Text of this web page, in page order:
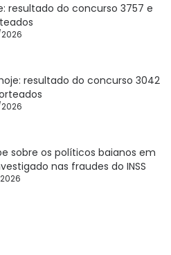
resultado do concurso 3757 e
resultado do concurso 3042
sobre os políticos baianos em
nas fraudes do INSS